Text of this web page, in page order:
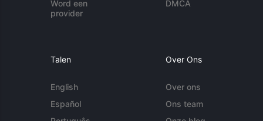
Word een
provider
DMCA
Talen
English
Español
Over Ons
Over ons
Ons team